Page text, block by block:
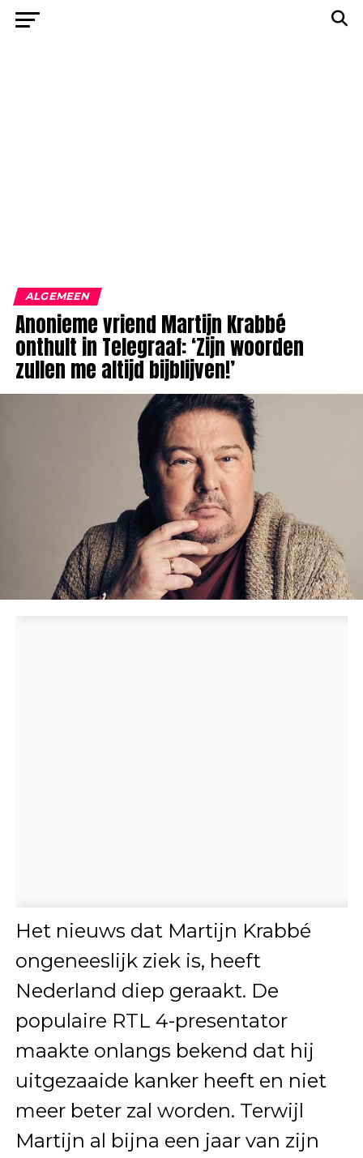
ALGEMEEN
Anonieme vriend Martijn Krabbé
onthult in Telegraaf: ‘Zijn woorden
zullen me altijd bijblijven!’
Het nieuws dat Martijn Krabbé
ongeneeslijk ziek is, heeft
Nederland diep geraakt. De
populaire RTL 4-presentator
maakte onlangs bekend dat hij
uitgezaaide kanker heeft en niet
meer beter zal worden. Terwijl
Martijn al bijna een jaar van zijn